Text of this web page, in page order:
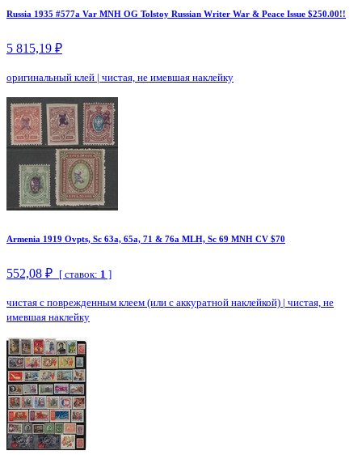
Russia 1935 #577a Var MNH OG Tolstoy Russian Writer War & Peace Issue $250.00!!
5 815,19 ₽
оригинальный клей | чистая, не имевшая наклейку
Armenia 1919 Ovpts, Sc 63a, 65a, 71 & 76a MLH, Sc 69 MNH CV $70
552,08 ₽ [ ставок: 1 ]
чистая с поврежденным клеем (или с аккуратной наклейкой) | чистая, не
имевшая наклейку